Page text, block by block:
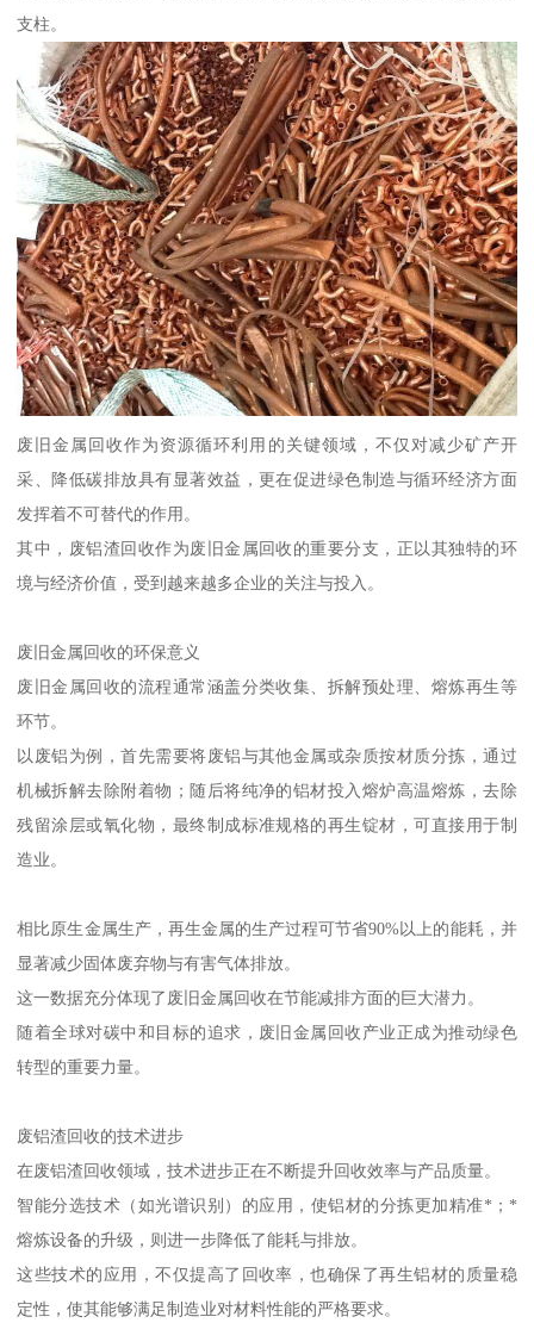
支柱。
废旧金属回收作为资源循环利用的关键领域，不仅对减少矿产开
采、降低碳排放具有显著效益，更在促进绿色制造与循环经济方面
发挥着不可替代的作用。
其中，废铝渣回收作为废旧金属回收的重要分支，正以其独特的环
境与经济价值，受到越来越多企业的关注与投入。
废旧金属回收的环保意义
废旧金属回收的流程通常涵盖分类收集、拆解预处理、熔炼再生等
环节。
以废铝为例，首先需要将废铝与其他金属或杂质按材质分拣，通过
机械拆解去除附着物；随后将纯净的铝材投入熔炉高温熔炼，去除
残留涂层或氧化物，最终制成标准规格的再生锭材，可直接用于制
造业。
相比原生金属生产，再生金属的生产过程可节省90%以上的能耗，并
显著减少固体废弃物与有害气体排放。
这一数据充分体现了废旧金属回收在节能减排方面的巨大潜力。
随着全球对碳中和目标的追求，废旧金属回收产业正成为推动绿色
转型的重要力量。
废铝渣回收的技术进步
在废铝渣回收领域，技术进步正在不断提升回收效率与产品质量。
智能分选技术（如光谱识别）的应用，使铝材的分拣更加精准*；*
熔炼设备的升级，则进一步降低了能耗与排放。
这些技术的应用，不仅提高了回收率，也确保了再生铝材的质量稳
定性，使其能够满足制造业对材料性能的严格要求。